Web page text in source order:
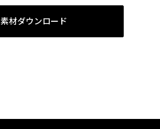
素材ダウンロード